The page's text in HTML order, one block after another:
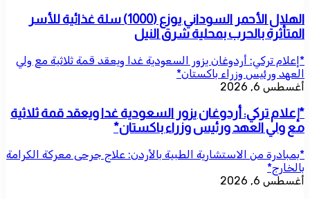
الهلال الأحمر السوداني يوزع (1000) سلة غذائية للأسر
المتأثرة بالحرب بمحلية شرق النيل
*إعلام تركي: أردوغان يزور السعودية غدا ويعقد قمة ثلاثية مع ولي
العهد ورئيس وزراء باكستان*
أغسطس 6, 2026
*إعلام تركي: أردوغان يزور السعودية غدا ويعقد قمة ثلاثية
مع ولي العهد ورئيس وزراء باكستان*
*بمبادرة من الاستشارية الطبية بالأردن: علاج جرحى معركة الكرامة
بالخارج*
أغسطس 6, 2026